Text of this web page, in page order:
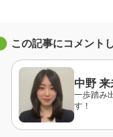
この記事にコメント
中野 来
一歩踏み
す！